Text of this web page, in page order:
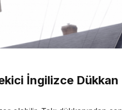
İngilizce Dükkan